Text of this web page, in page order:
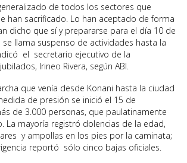
de todos los sectores que
han sacrificado. Lo han aceptado de forma
dicho que sí y prepararse para el día 10 de
se llama suspenso de actividades hasta la
el secretario ejecutivo de la
Irineo Rivera, según ABI.
que venía desde Konani hasta la ciudad
de presión se inició el 15 de
de 3.000 personas, que paulatinamente
La mayoría registró dolencias de la edad,
y ampollas en los pies por la caminata;
reportó sólo cinco bajas oficiales.